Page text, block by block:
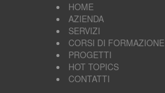
HOME
AZIENDA
SERVIZI
CORSI DI FORMAZIONE
PROGETTI
HOT TOPICS
CONTATTI